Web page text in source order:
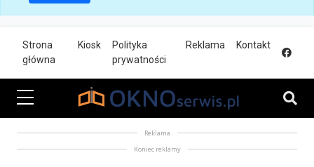
Strona
główna
Kiosk
Polityka
prywatności
Reklama Kontakt
Reklama
Koniec reklamy